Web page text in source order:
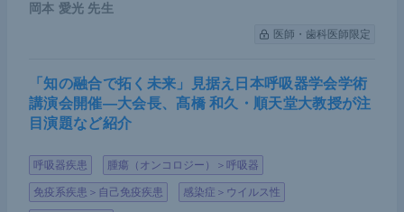
kMate577試験
射線療法を実施のうえ、手術したものの病理学的完
いESCC、およびEAC症例に対するニボルマブとプ
ラセボの比較試験だ。海外の参加者が中心で、日本
では胃がんとして治療されているような症例も対象
になっている。
主要評価項目である無病生存期間（DFS）は、中央
岡本 愛光 先生
医師・歯科医師限定
「知の融合で拓く未来」見据え日本呼吸器学会学術
講演会開催―大会長、髙橋 和久・順天堂大教授が注
目演題など紹介
呼吸器疾患 腫瘍（オンコロジー）＞呼吸器
免疫系疾患＞自己免疫疾患 感染症＞ウイルス性